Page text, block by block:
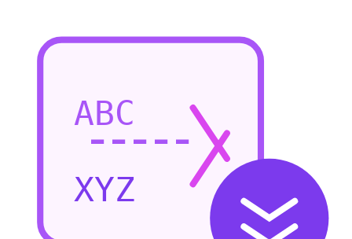
ABC
XYZ